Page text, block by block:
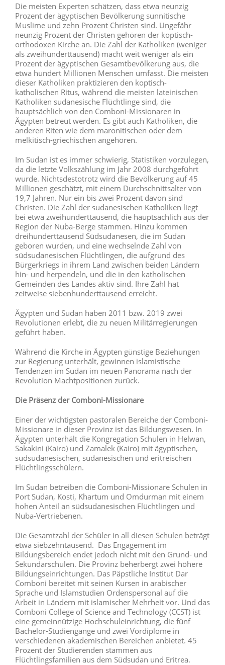
Die meisten Experten schätzen, dass etwa neunzig
Prozent der ägyptischen Bevölkerung sunnitische
Muslime und zehn Prozent Christen sind. Ungefähr
neunzig Prozent der Christen gehören der koptisch-
orthodoxen Kirche an. Die Zahl der Katholiken (weniger
als zweihunderttausend) macht weit weniger als ein
Prozent der ägyptischen Gesamtbevölkerung aus, die
etwa hundert Millionen Menschen umfasst. Die meisten
dieser Katholiken praktizieren den koptisch-
katholischen Ritus, während die meisten lateinischen
Katholiken sudanesische Flüchtlinge sind, die
hauptsächlich von den Comboni-Missionaren in
Ägypten betreut werden. Es gibt auch Katholiken, die
anderen Riten wie dem maronitischen oder dem
melkitisch-griechischen angehören.
Im Sudan ist es immer schwierig, Statistiken vorzulegen,
da die letzte Volkszählung im Jahr 2008 durchgeführt
wurde. Nichtsdestotrotz wird die Bevölkerung auf 45
Millionen geschätzt, mit einem Durchschnittsalter von
19,7 Jahren. Nur ein bis zwei Prozent davon sind
Christen. Die Zahl der sudanesischen Katholiken liegt
bei etwa zweihunderttausend, die hauptsächlich aus der
Region der Nuba-Berge stammen. Hinzu kommen
dreihunderttausend Südsudanesen, die im Sudan
geboren wurden, und eine wechselnde Zahl von
südsudanesischen Flüchtlingen, die aufgrund des
Bürgerkriegs in ihrem Land zwischen beiden Ländern
hin- und herpendeln, und die in den katholischen
Gemeinden des Landes aktiv sind. Ihre Zahl hat
zeitweise siebenhunderttausend erreicht.
Ägypten und Sudan haben 2011 bzw. 2019 zwei
Revolutionen erlebt, die zu neuen Militärregierungen
geführt haben.
Während die Kirche in Ägypten günstige Beziehungen
zur Regierung unterhält, gewinnen islamistische
Tendenzen im Sudan im neuen Panorama nach der
Revolution Machtpositionen zurück.
Die Präsenz der Comboni-Missionare
Einer der wichtigsten pastoralen Bereiche der Comboni-
Missionare in dieser Provinz ist das Bildungswesen. In
Ägypten unterhält die Kongregation Schulen in Helwan,
Sakakini (Kairo) und Zamalek (Kairo) mit ägyptischen,
südsudanesischen, sudanesischen und eritreischen
Flüchtlingsschülern.
Im Sudan betreiben die Comboni-Missionare Schulen in
Port Sudan, Kosti, Khartum und Omdurman mit einem
hohen Anteil an südsudanesischen Flüchtlingen und
Nuba-Vertriebenen.
Die Gesamtzahl der Schüler in all diesen Schulen beträgt
etwa siebzehntausend. Das Engagement im
Bildungsbereich endet jedoch nicht mit den Grund- und
Sekundarschulen. Die Provinz beherbergt zwei höhere
Bildungseinrichtungen. Das Päpstliche Institut Dar
Comboni bereitet mit seinen Kursen in arabischer
Sprache und Islamstudien Ordenspersonal auf die
Arbeit in Ländern mit islamischer Mehrheit vor. Und das
Comboni College of Science and Technology (CCST) ist
eine gemeinnützige Hochschuleinrichtung, die fünf
Bachelor-Studiengänge und zwei Vordiplome in
verschiedenen akademischen Bereichen anbietet. 45
Prozent der Studierenden stammen aus
Flüchtlingsfamilien aus dem Südsudan und Eritrea.